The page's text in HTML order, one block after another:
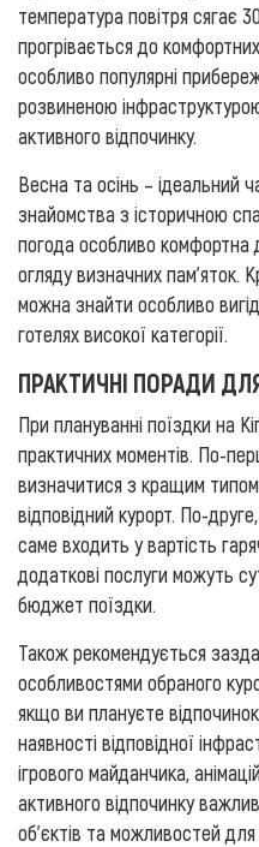
температура повітря сягає
прогрівається до
особливо популярні
розвиненою
активного відпочинку.
Весна та осінь – ідеальний
знайомства з історичною
погода особливо комфортна
огляду визначних пам'яток.
можна знайти особливо
готелях високої категорії.
ПРАКТИЧНІ ПОРАДИ
При плануванні поїздки на
практичних моментів. По-
визначитися з кращим
відповідний курорт. По-
саме входить у вартість
додаткові послуги можуть
бюджет поїздки.
Також рекомендується
особливостями обраного
якщо ви плануєте
наявності відповідної
ігрового майданчика,
активного відпочинку
об'єктів та можливостей